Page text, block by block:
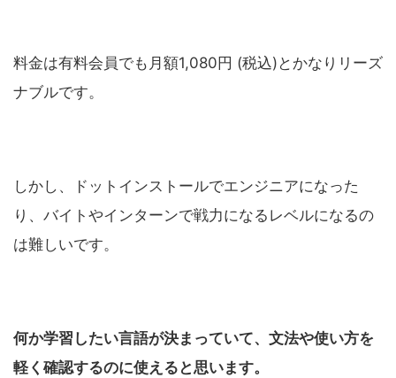
料金は有料会員でも月額1,080円 (税込)とかなりリーズ
ナブルです。
しかし、ドットインストールでエンジニアになった
り、バイトやインターンで戦力になるレベルになるの
は難しいです。
何か学習したい言語が決まっていて、文法や使い方を
軽く確認するのに使えると思います。